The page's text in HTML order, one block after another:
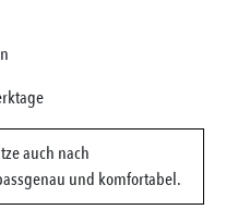
auch nach
und komfortabel.